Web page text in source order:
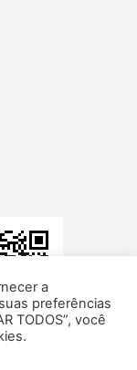
a
preferências
TODOS”, você